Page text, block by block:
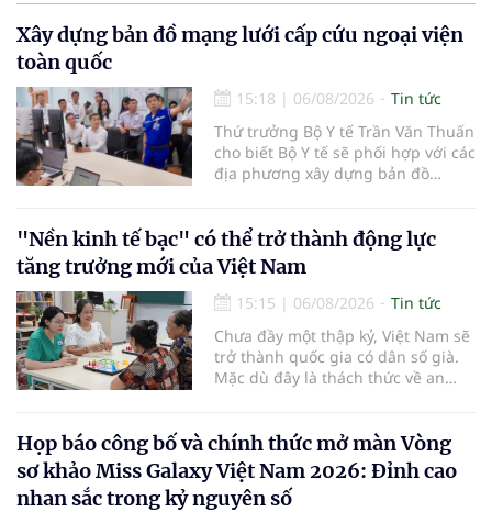
Xây dựng bản đồ mạng lưới cấp cứu ngoại viện
toàn quốc
15:18 | 06/08/2026
Tin tức
Thứ trưởng Bộ Y tế Trần Văn Thuấn
cho biết Bộ Y tế sẽ phối hợp với các
địa phương xây dựng bản đồ
thiện cơ chế tài chính và đa dạng
hóa phương tiện nhằm nâng cao
năng lực cấp cứu trước viện trên
phạm vi cả nước.
"Nền kinh tế bạc" có thể trở thành động lực
tăng trưởng mới của Việt Nam
15:15 | 06/08/2026
Tin tức
Chưa đầy một thập kỷ, Việt Nam sẽ
trở thành quốc gia có dân số già.
Mặc dù đây là thách thức về an
có giá trị hàng tỷ USD.
Họp báo công bố và chính thức mở màn Vòng
sơ khảo Miss Galaxy Việt Nam 2026: Đỉnh cao
nhan sắc trong kỷ nguyên số